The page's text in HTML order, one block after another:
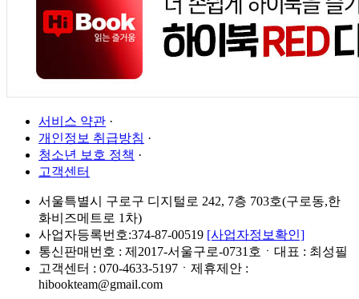
서비스 약관 ·
개인정보 취급방침 ·
청소년 보호 정책 ·
고객센터
서울특별시 구로구 디지털로 242, 7층 703호(구로동,한
화비즈메트로 1차)
사업자등록번호:374-87-00519 [사업자정보확인]
통신판매번호 : 제2017-서울구로-0731호ㆍ대표 : 최성필
고객센터 : 070-4633-5197ㆍ제휴제안 :
hibookteam@gmail.com